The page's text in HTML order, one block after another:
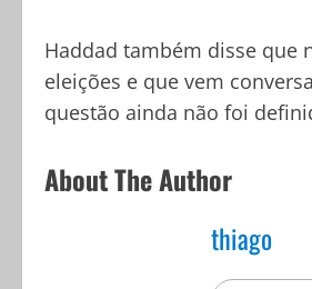
Haddad também disse que
eleições e que vem
questão ainda não foi
About The Author
thiago